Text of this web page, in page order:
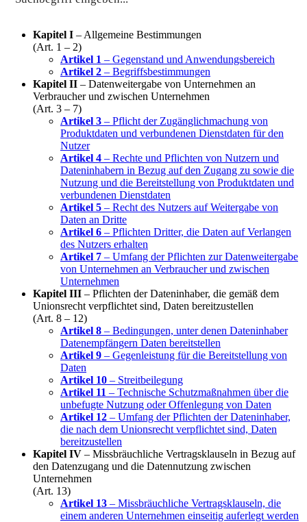
Kapitel I – Allgemeine Bestimmungen
(Art. 1 – 2)
Artikel 1 – Gegenstand und Anwendungsbereich
Artikel 2 – Begriffsbestimmungen
Kapitel II – Datenweitergabe von Unternehmen an
Verbraucher und zwischen Unternehmen
(Art. 3 – 7)
Artikel 3 – Pflicht der Zugänglichmachung von
Produktdaten und verbundenen Dienstdaten für den
Nutzer
Artikel 4 – Rechte und Pflichten von Nutzern und
Dateninhabern in Bezug auf den Zugang zu sowie die
Nutzung und die Bereitstellung von Produktdaten und
verbundenen Dienstdaten
Artikel 5 – Recht des Nutzers auf Weitergabe von
Daten an Dritte
Artikel 6 – Pflichten Dritter, die Daten auf Verlangen
des Nutzers erhalten
Artikel 7 – Umfang der Pflichten zur Datenweitergabe
von Unternehmen an Verbraucher und zwischen
Unternehmen
Kapitel III – Pflichten der Dateninhaber, die gemäß dem
Unionsrecht verpflichtet sind, Daten bereitzustellen
(Art. 8 – 12)
Artikel 8 – Bedingungen, unter denen Dateninhaber
Datenempfängern Daten bereitstellen
Artikel 9 – Gegenleistung für die Bereitstellung von
Daten
Artikel 10 – Streitbeilegung
Artikel 11 – Technische Schutzmaßnahmen über die
unbefugte Nutzung oder Offenlegung von Daten
Artikel 12 – Umfang der Pflichten der Dateninhaber,
die nach dem Unionsrecht verpflichtet sind, Daten
bereitzustellen
Kapitel IV – Missbräuchliche Vertragsklauseln in Bezug auf
den Datenzugang und die Datennutzung zwischen
Unternehmen
(Art. 13)
Artikel 13 – Missbräuchliche Vertragsklauseln, die
einem anderen Unternehmen einseitig auferlegt werden